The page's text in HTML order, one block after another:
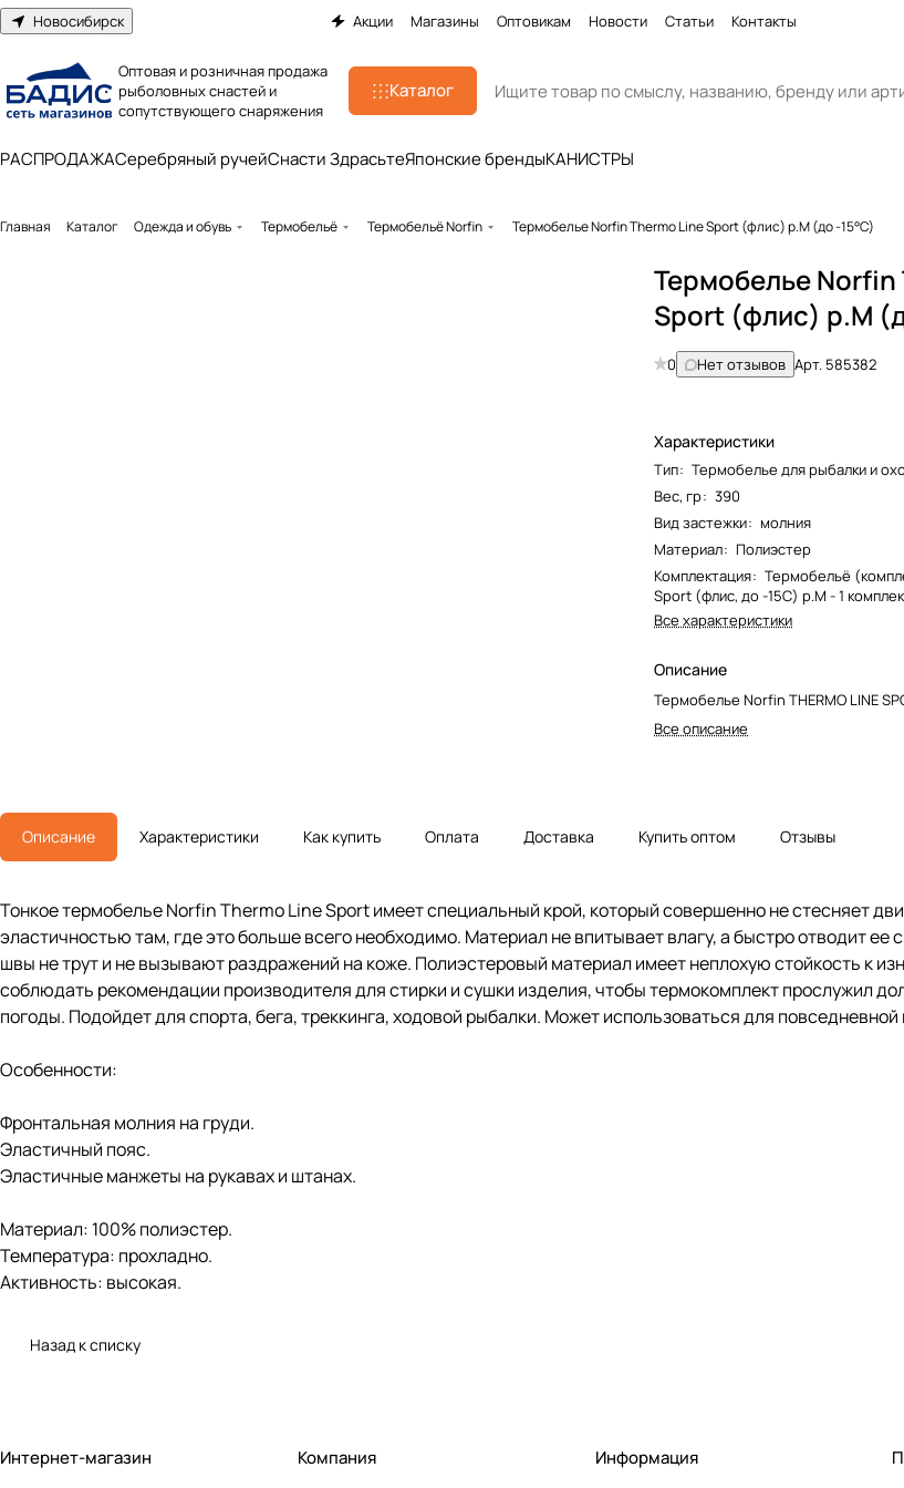
Новосибирск Акции Магазины Оптовикам Новости Статьи Контакты
Оптовая и розничная продажа
рыболовных снастей и
сопутствующего снаряжения
Каталог
РАСПРОДАЖАСеребряный ручейСнасти ЗдрасьтеЯпонские брендыКАНИСТРЫ
Главная Каталог Одежда и обувь Термобельё Термобельё Norfin Термобелье Norfin Thermo Line Sport (флис) р.M (до -15°C)
Термобелье Norfin
Sport (флис) р.M
0 Нет отзывов Арт. 585382
Характеристики
Тип: Термобелье для рыбалки и
Вес, гр: 390
Вид застежки: молния
Материал: Полиэстер
Комплектация: Термобельё
Sport (флис, до -15С) р.M - 1
Все характеристики
Описание
Термобелье Norfin THERMO LINE
Все описание
Описание Характеристики Как купить Оплата Доставка Купить оптом Отзывы
Тонкое термобелье Norfin Thermo Line Sport имеет специальный крой, который совершенно не стесняет
эластичностью там, где это больше всего необходимо. Материал не впитывает влагу, а быстро отводит ее
швы не трут и не вызывают раздражений на коже. Полиэстеровый материал имеет неплохую стойкость к
соблюдать рекомендации производителя для стирки и сушки изделия, чтобы термокомплект прослужил
погоды. Подойдет для спорта, бега, треккинга, ходовой рыбалки. Может использоваться для повседневной
Особенности:
Фронтальная молния на груди.
Эластичный пояс.
Эластичные манжеты на рукавах и штанах.
Материал: 100% полиэстер.
Температура: прохладно.
Активность: высокая.
Назад к списку
Интернет-магазин Компания Информация